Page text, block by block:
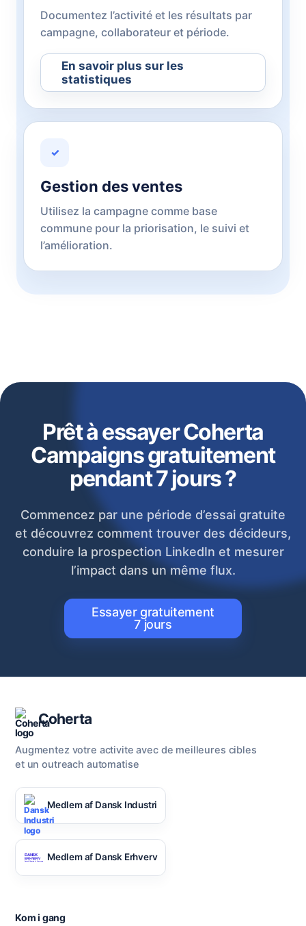
Documentez l’activité et les résultats par
campagne, collaborateur et période.
En savoir plus sur les
statistiques
✓
Gestion des ventes
Utilisez la campagne comme base
commune pour la priorisation, le suivi et
l’amélioration.
Prêt à essayer Coherta
Campaigns gratuitement
pendant 7 jours ?
Commencez par une période d’essai gratuite
et découvrez comment trouver des décideurs,
conduire la prospection LinkedIn et mesurer
l’impact dans un même flux.
Essayer gratuitement
7 jours
Coherta
Augmentez votre activite avec de meilleures cibles
et un outreach automatise
Medlem af Dansk Industri
Medlem af Dansk Erhverv
Kom i gang